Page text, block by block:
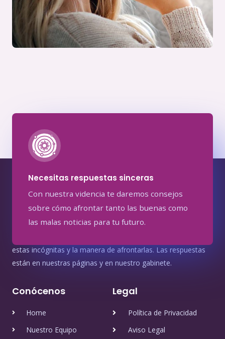
Necesitas respuestas sinceras
Con nuestra videncia te daremos consejos
sobre cómo afrontar tanto las buenas como
las malas noticias para tu futuro.
estas incógnitas y la manera de afrontarlas. Las respuestas
están en nuestras páginas y en nuestro gabinete.
Conócenos
Home
Nuestro Equipo
Legal
Política de Privacidad
Aviso Legal